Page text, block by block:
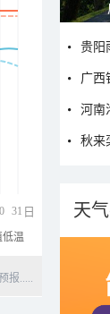
31 日
温
报.....
呼
贵阳
广西
河南
秋来
天